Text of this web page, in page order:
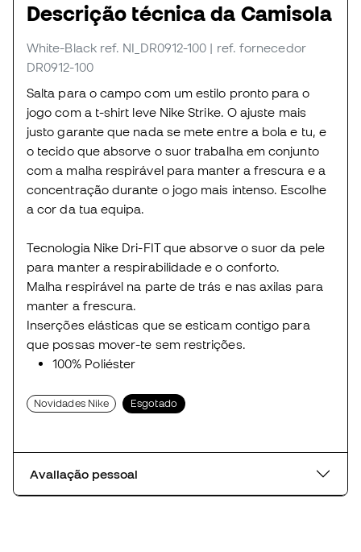
Descrição técnica da Camisola
White-Black ref. NI_DR0912-100 | ref. fornecedor
DR0912-100
Salta para o campo com um estilo pronto para o
jogo com a t-shirt leve Nike Strike. O ajuste mais
justo garante que nada se mete entre a bola e tu, e
o tecido que absorve o suor trabalha em conjunto
com a malha respirável para manter a frescura e a
concentração durante o jogo mais intenso. Escolhe
a cor da tua equipa.
Tecnologia Nike Dri-FIT que absorve o suor da pele
para manter a respirabilidade e o conforto.
Malha respirável na parte de trás e nas axilas para
manter a frescura.
Inserções elásticas que se esticam contigo para
que possas mover-te sem restrições.
100% Poliéster
Novidades Nike Esgotado
Avaliação pessoal